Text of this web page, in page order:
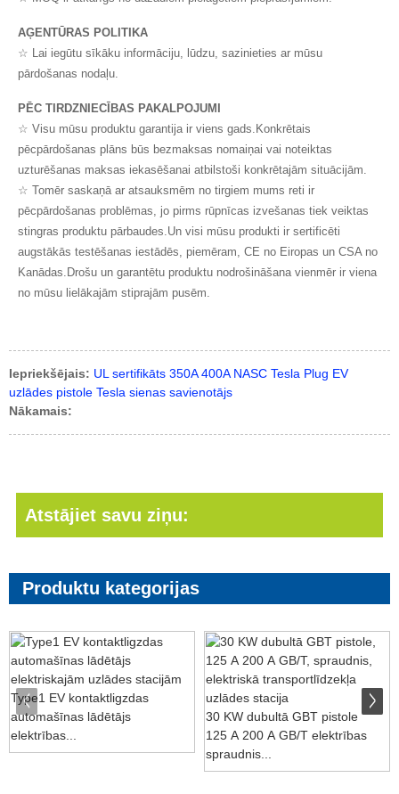
AĢENTŪRAS POLITIKA
☆ Lai iegūtu sīkāku informāciju, lūdzu, sazinieties ar mūsu
pārdošanas nodaļu.
PĒC TIRDZNIECĪBAS PAKALPOJUMI
☆ Visu mūsu produktu garantija ir viens gads.Konkrētais
pēcpārdošanas plāns būs bezmaksas nomaiņai vai noteiktas
uzturēšanas maksas iekasēšanai atbilstoši konkrētajām situācijām.
☆ Tomēr saskaņā ar atsauksmēm no tirgiem mums reti ir
pēcpārdošanas problēmas, jo pirms rūpnīcas izvešanas tiek veiktas
stingras produktu pārbaudes.Un visi mūsu produkti ir sertificēti
augstākās testēšanas iestādēs, piemēram, CE no Eiropas un CSA no
Kanādas.Drošu un garantētu produktu nodrošināšana vienmēr ir viena
no mūsu lielākajām stiprajām pusēm.
Iepriekšējais: UL sertifikāts 350A 400A NASC Tesla Plug EV
uzlādes pistole Tesla sienas savienotājs
Nākamais:
Atstājiet savu ziņu:
Produktu kategorijas
Type1 EV kontaktligzdas
automašīnas lādētājs
elektrības...
30 KW dubultā GBT pistole
125 A 200 A GB/T elektrības
spraudnis...